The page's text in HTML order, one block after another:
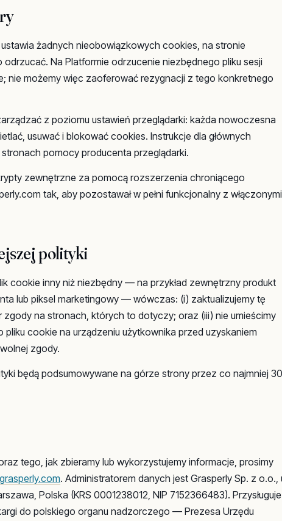
żadnych nieobowiązkowych cookies, na stronie
Na Platformie odrzucenie niezbędnego pliku sesji
nie możemy więc zaoferować rezygnacji z tego konkretnego
z poziomu ustawień przeglądarki: każda nowoczesna
usuwać i blokować cookies. Instrukcje dla głównych
pomocy producenta przeglądarki.
zewnętrzne za pomocą rozszerzenia chroniącego
tak, aby pozostawał w pełni funkcjonalny z włączonymi
polityki
cookie inny niż niezbędny — na przykład zewnętrzny produkt
lub piksel marketingowy — wówczas: (i) zaktualizujemy tę
zgody na stronach, których to dotyczy; oraz (iii) nie umieścimy
cookie na urządzeniu użytkownika przed uzyskaniem
zgody.
będą podsumowywane na górze strony przez co najmniej 30
tego, jak zbieramy lub wykorzystujemy informacje, prosimy
. Administratorem danych jest Grasperly Sp. z o.o.,
Polska (KRS 0001238012, NIP 7152366483). Przysługuje
do polskiego organu nadzorczego — Prezesa Urzędu